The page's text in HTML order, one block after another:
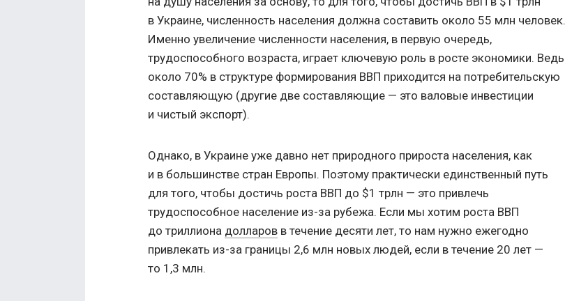
в Украине, численность населения должна составить около 55 млн человек.
Именно увеличение численности населения, в первую очередь,
трудоспособного возраста, играет ключевую роль в росте экономики. Ведь
около 70% в структуре формирования ВВП приходится на потребительскую
составляющую (другие две составляющие — это валовые инвестиции
и чистый экспорт).
Однако, в Украине уже давно нет природного прироста населения, как
и в большинстве стран Европы. Поэтому практически единственный путь
для того, чтобы достичь роста ВВП до $1 трлн — это привлечь
трудоспособное население из-за рубежа. Если мы хотим роста ВВП
до триллиона долларов в течение десяти лет, то нам нужно ежегодно
привлекать из-за границы 2,6 млн новых людей, если в течение 20 лет —
то 1,3 млн.